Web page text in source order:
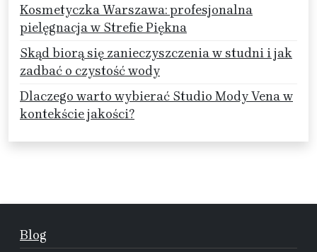
Kosmetyczka Warszawa: profesjonalna
pielęgnacja w Strefie Piękna
Skąd biorą się zanieczyszczenia w studni i jak
zadbać o czystość wody
Dlaczego warto wybierać Studio Mody Vena w
kontekście jakości?
Blog